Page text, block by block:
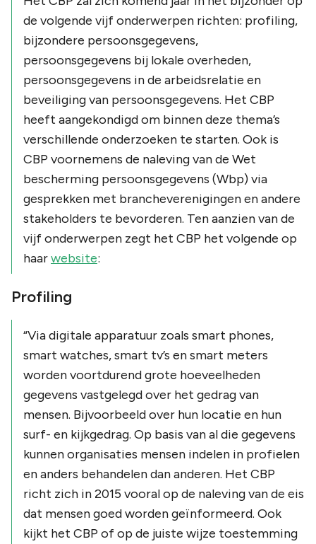
de volgende vijf onderwerpen richten: profiling,
bijzondere persoonsgegevens,
persoonsgegevens bij lokale overheden,
persoonsgegevens in de arbeidsrelatie en
beveiliging van persoonsgegevens. Het CBP
heeft aangekondigd om binnen deze thema’s
verschillende onderzoeken te starten. Ook is
CBP voornemens de naleving van de Wet
bescherming persoonsgegevens (Wbp) via
gesprekken met brancheverenigingen en andere
stakeholders te bevorderen. Ten aanzien van de
vijf onderwerpen zegt het CBP het volgende op
haarwebsite:
Profiling
“Via digitale apparatuur zoals smart phones,
smart watches, smart tv’s en smart meters
worden voortdurend grote hoeveelheden
gegevens vastgelegd over het gedrag van
mensen. Bijvoorbeeld over hun locatie en hun
surf- en kijkgedrag. Op basis van al die gegevens
kunnen organisaties mensen indelen in profielen
en anders behandelen dan anderen. Het CBP
richt zich in 2015 vooral op de naleving van de eis
dat mensen goed worden geïnformeerd. Ook
kijkt het CBP of op de juiste wijze toestemming